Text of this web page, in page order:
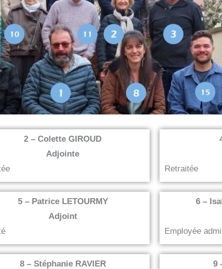
2 – Colette GIROUD
Adjointe
Retraitée
5 – Patrice LETOURMY
Adjoint
6 –
Employée
8 – Stéphanie RAVIER
9